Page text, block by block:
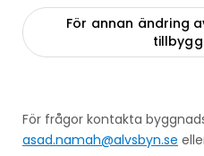
För annan ändring
För frågor kontakta
asad.namah@alvsbyn.se